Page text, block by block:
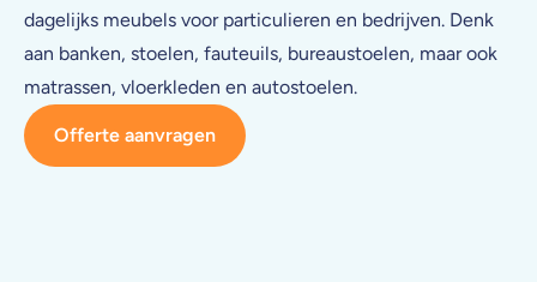
dagelijks meubels voor particulieren en bedrijven. Denk
aan banken, stoelen, fauteuils, bureaustoelen, maar ook
matrassen, vloerkleden en autostoelen.
Offerte aanvragen